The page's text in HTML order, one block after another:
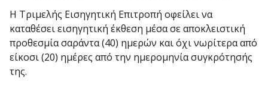
Η Τριμελής Εισηγητική Επιτροπή οφείλει να
καταθέσει εισηγητική έκθεση μέσα σε αποκλειστική
προθεσμία σαράντα (40) ημερών και όχι νωρίτερα από
είκοσι (20) ημέρες από την ημερομηνία συγκρότησής
της.